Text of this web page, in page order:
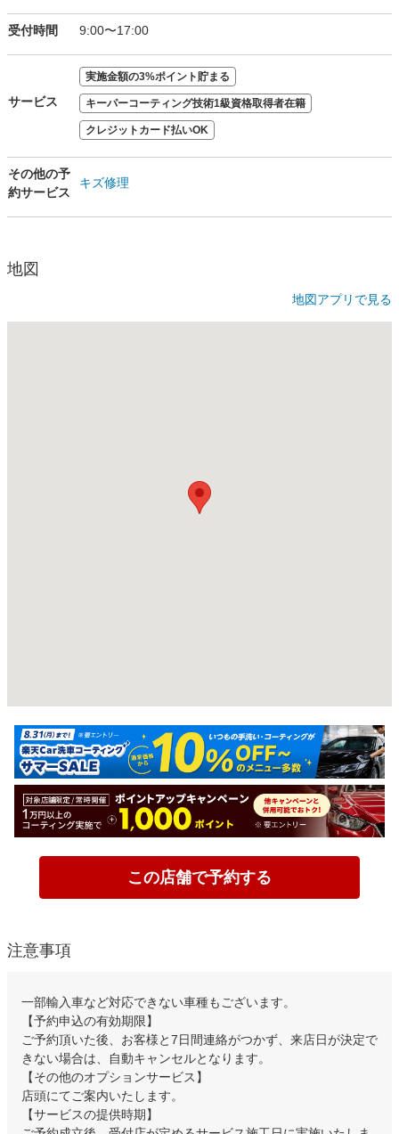
受付時間 9:00〜17:00
サービス
実施金額の3%ポイント貯まる
キーパーコーティング技術1級資格取得者在籍
クレジットカード払いOK
その他の予
約サービス
キズ修理
地図
地図アプリで見る
この店舗で予約する
注意事項
一部輸入車など対応できない車種もございます。
【予約申込の有効期限】
ご予約頂いた後、お客様と7日間連絡がつかず、来店日が決定で
きない場合は、自動キャンセルとなります。
【その他のオプションサービス】
店頭にてご案内いたします。
【サービスの提供時期】